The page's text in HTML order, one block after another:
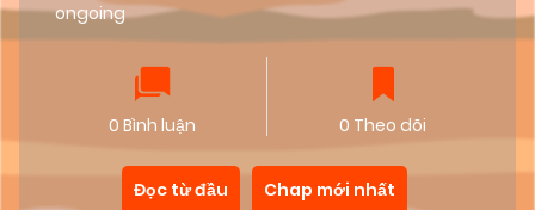
ongoing
0 Bình luận 0 Theo dõi
Đọc từ đầu Chap mới nhất